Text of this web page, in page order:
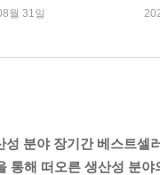
월 31일
성 분야 장기간 베스트셀
통해 떠오른 생산성 분야